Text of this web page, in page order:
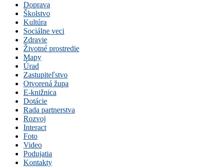
Doprava
Školstvo
Kultúra
Sociálne veci
Zdravie
Životné prostredie
Mapy
Úrad
Zastupiteľstvo
Otvorená župa
E-knižnica
Dotácie
Rada partnerstva
Rozvoj
Interact
Foto
Video
Podujatia
Kontakty